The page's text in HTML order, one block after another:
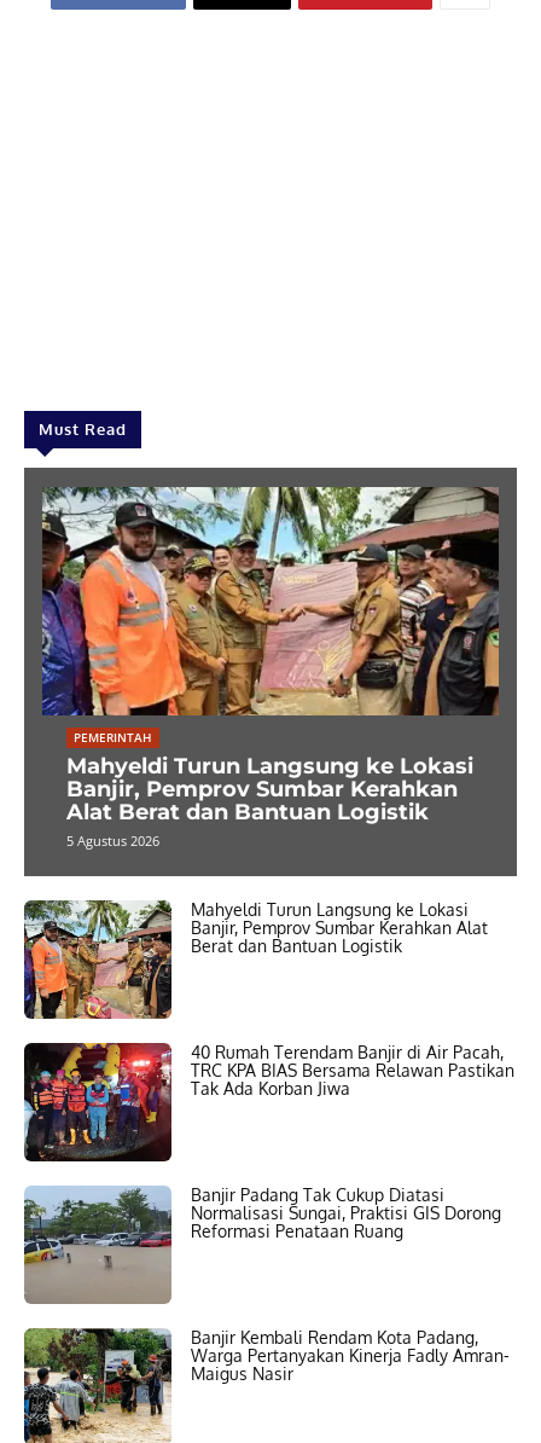
Must Read
PEMERINTAH
Mahyeldi Turun Langsung ke Lokasi
Banjir, Pemprov Sumbar Kerahkan
Alat Berat dan Bantuan Logistik
5 Agustus 2026
Mahyeldi Turun Langsung ke Lokasi
Banjir, Pemprov Sumbar Kerahkan Alat
Berat dan Bantuan Logistik
40 Rumah Terendam Banjir di Air Pacah,
TRC KPA BIAS Bersama Relawan Pastikan
Tak Ada Korban Jiwa
Banjir Padang Tak Cukup Diatasi
Normalisasi Sungai, Praktisi GIS Dorong
Reformasi Penataan Ruang
Banjir Kembali Rendam Kota Padang,
Warga Pertanyakan Kinerja Fadly Amran-
Maigus Nasir